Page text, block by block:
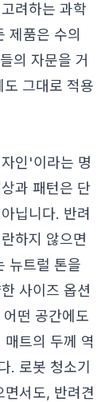
려하는 과학
제품은 수의
의 자문을 거
도 그대로 적용
인'이라는 명
과 패턴은 단
닙니다. 반려
하지 않으면
뉴트럴 톤을
사이즈 옵션
떤 공간에도
트의 두께 역
. 로봇 청소기
서도, 반려견